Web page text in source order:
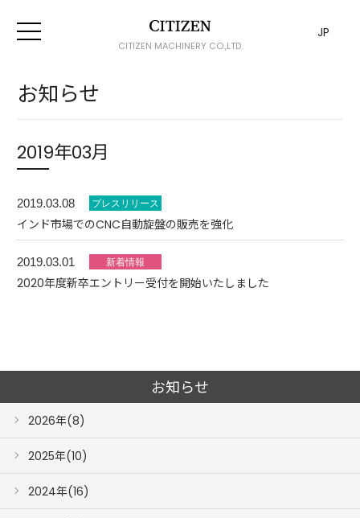
CITIZEN MACHINERY CO.,LTD.
JP
お知らせ
2019年03月
2019.03.08
インド市場でのCNC自動旋盤の販売を強化
2019.03.01
2020年度新卒エントリー受付を開始いたしました
お知らせ
2026年(8)
2025年(10)
2024年(16)